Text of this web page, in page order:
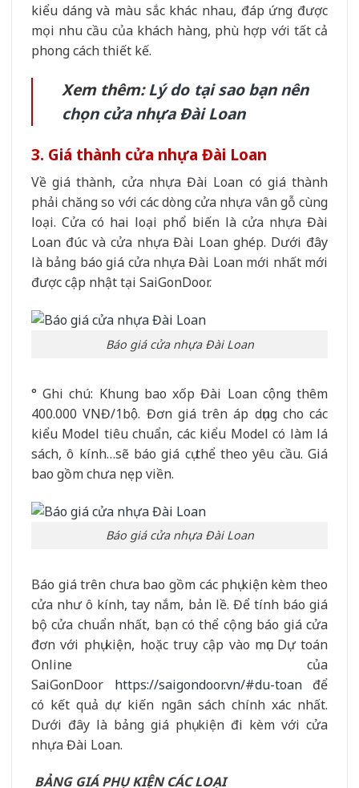
kiểu dáng và màu sắc khác nhau, đáp ứng được
mọi nhu cầu của khách hàng, phù hợp với tất cả
phong cách thiết kế.
Xem thêm:Lý do tại sao bạn nên
chọn cửa nhựa Đài Loan
3. Giá thành cửa nhựa Đài Loan
Về giá thành, cửa nhựa Đài Loan có giá thành
phải chăng so với các dòng cửa nhựa vân gỗ cùng
loại. Cửa có hai loại phổ biến là cửa nhựa Đài
Loan đúc và cửa nhựa Đài Loan ghép. Dưới đây
là bảng báo giá cửa nhựa Đài Loan mới nhất mới
được cập nhật tại SaiGonDoor.
Báo giá cửa nhựa Đài Loan
° Ghi chú: Khung bao xốp Đài Loan cộng thêm
400.000 VNĐ/1bộ. Đơn giá trên áp dụng cho các
kiểu Model tiêu chuẩn, các kiểu Model có làm lá
sách, ô kính…sẽ báo giá cụ thể theo yêu cầu. Giá
bao gồm chưa nẹp viền.
Báo giá cửa nhựa Đài Loan
Báo giá trên chưa bao gồm các phụ kiện kèm theo
cửa như ô kính, tay nắm, bản lề. Để tính báo giá
bộ cửa chuẩn nhất, bạn có thể cộng báo giá cửa
đơn với phụ kiện, hoặc truy cập vào mục Dự toán
Online của
SaiGonDoor https://saigondoor.vn/#du-toanđể
có kết quả dự kiến ngân sách chính xác nhất.
Dưới đây là bảng giá phụ kiện đi kèm với cửa
nhựa Đài Loan.
BẢNG GIÁ PHỤ KIỆN CÁC LOẠI